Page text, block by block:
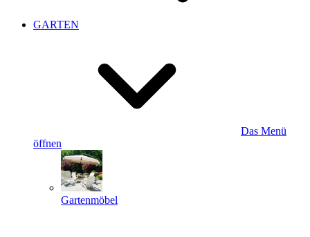
GARTEN
Das Menü
öffnen
Gartenmöbel